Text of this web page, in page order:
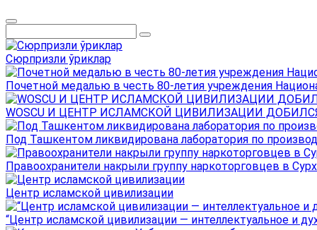
Сюрпризли ўриклар
Почетной медалью в честь 80-летия учреждения
WOSCU И ЦЕНТР ИСЛАМСКОЙ ЦИВИЛИЗАЦИИ
Под Ташкентом ликвидирована лаборатория по
Правоохранители накрыли группу наркоторговцев в
Центр исламской цивилизации
“Центр исламской цивилизации — интеллектуальное и